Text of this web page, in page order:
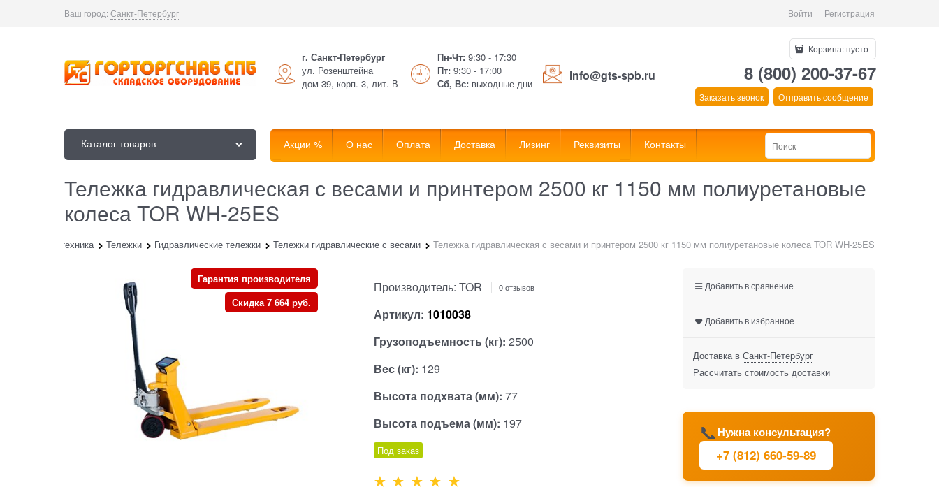
Ваш город:Санкт-Петербург Войти Регистрация
г. Санкт-Петербург
ул. Розенштейна
дом 39, корп. 3, лит. В
Пн-Чт: 9:30 - 17:30
Пт: 9:30 - 17:00
Сб, Вс: выходные дни
info@gts-spb.ru
Корзина:пусто
8 (800) 200-37-67
Заказать звонок Отправить сообщение
Каталог товаров Акции % О нас Оплата Доставка Лизинг Реквизиты Контакты
Тележка гидравлическая с весами и принтером 2500 кг 1150 мм полиуретановые
колеса TOR WH-25ES
Складская техника Тележки Гидравлические тележки Тележки гидравлические с весами Тележка гидравлическая с весами и принтером 2500 кг 1150 мм полиуретановые колеса TOR WH-25ES
Гарантия производителя
Скидка 7 664 руб.
Производитель: TOR 0 отзывов
Артикул: 1010038
Грузоподъемность (кг): 2500
Вес (кг): 129
Высота подхвата (мм): 77
Высота подъема (мм): 197
Под заказ
📞Нужна консультация?
+7 (812) 660-59-89
Добавить в сравнение
Добавить в избранное
Доставка в Санкт-Петербург
Рассчитать стоимость доставки